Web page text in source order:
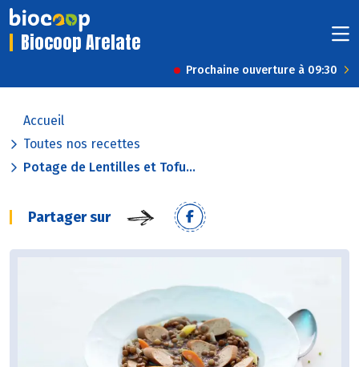
Biocoop Arelate
Prochaine ouverture à 09:30
Accueil
Toutes nos recettes
Potage de Lentilles et Tofu...
Partager sur